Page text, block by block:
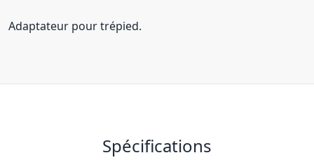
Adaptateur pour trépied.
Spécifications